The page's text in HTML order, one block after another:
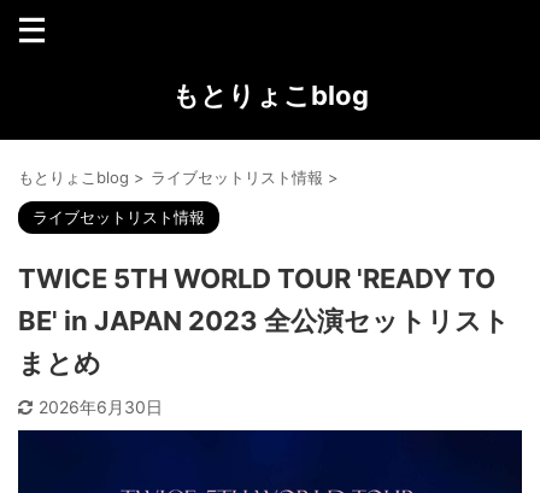
もとりょこblog
もとりょこblog > ライブセットリスト情報 >
ライブセットリスト情報
TWICE 5TH WORLD TOUR 'READY TO
BE' in JAPAN 2023 全公演セットリスト
まとめ
2026年6月30日